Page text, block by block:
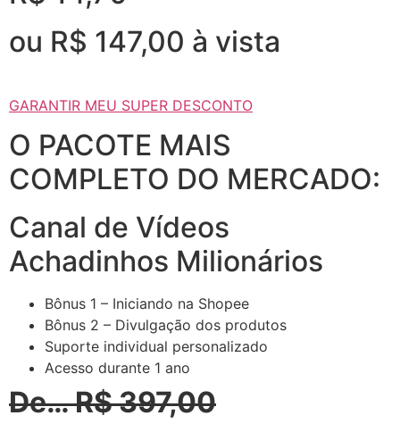
ou R$ 147,00 à vista
GARANTIR MEU SUPER DESCONTO
O PACOTE MAIS
COMPLETO DO MERCADO:
Canal de Vídeos
Achadinhos Milionários
Bônus 1 – Iniciando na Shopee
Bônus 2 – Divulgação dos produtos
Suporte individual personalizado
Acesso durante 1 ano
De… R$ 397,00